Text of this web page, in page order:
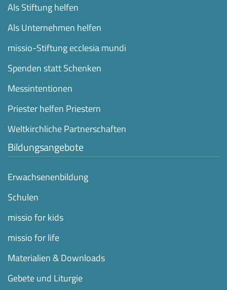
Als Stiftung helfen
Als Unternehmen helfen
missio-Stiftung ecclesia mundi
Spenden statt Schenken
Messintentionen
Priester helfen Priestern
Weltkirchliche Partnerschaften
Bildungsangebote
Erwachsenenbildung
Schulen
missio for kids
missio for life
Materialien & Downloads
Gebete und Liturgie